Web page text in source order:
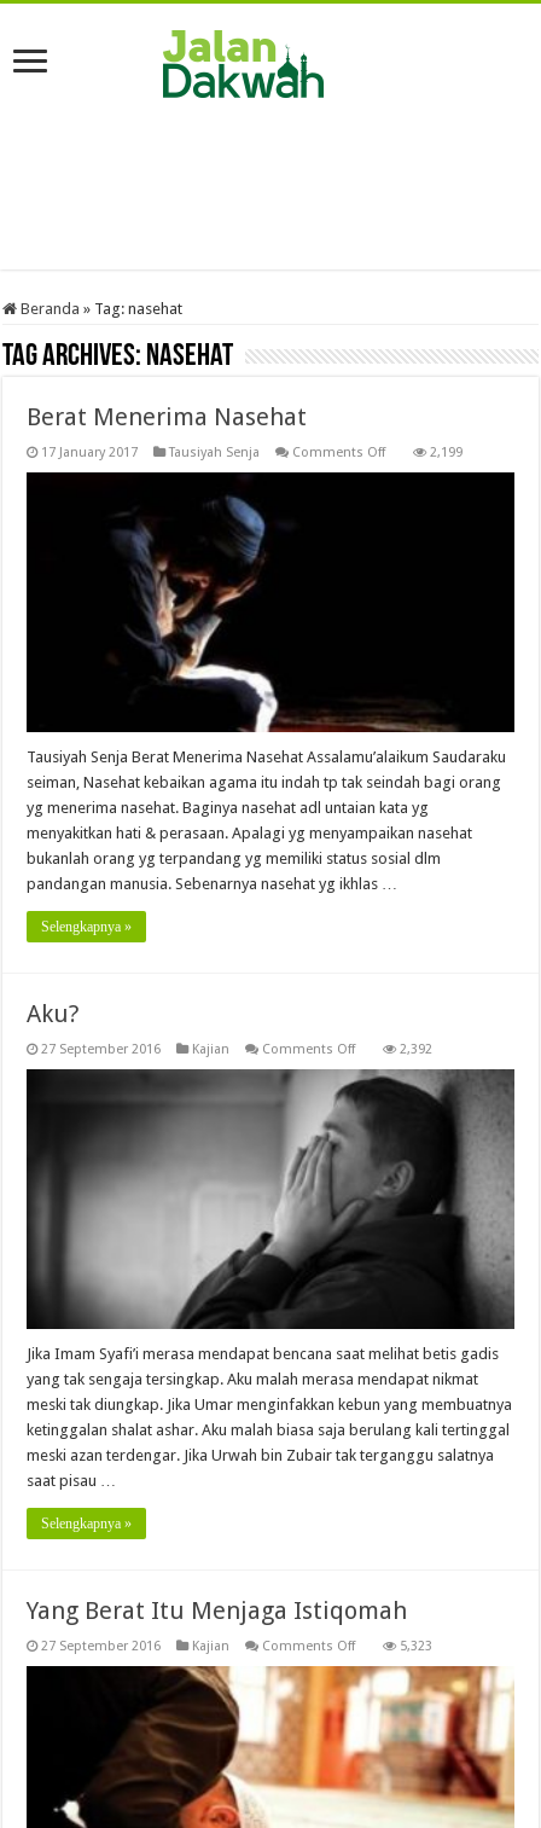
Beranda » Tag:nasehat
Tag Archives: nasehat
Berat Menerima Nasehat
17 January 2017 Tausiyah Senja Comments Offon
2,199
Tausiyah Senja Berat Menerima Nasehat Assalamu’alaikum Saudaraku
seiman, Nasehat kebaikan agama itu indah tp tak seindah bagi orang
yg menerima nasehat. Baginya nasehat adl untaian kata yg
menyakitkan hati & perasaan. Apalagi yg menyampaikan nasehat
bukanlah orang yg terpandang yg memiliki status sosial dlm
pandangan manusia. Sebenarnya nasehat yg ikhlas …
Selengkapnya »
Aku?
27 September 2016 Kajian Comments Offon
2,392
Jika Imam Syafi’i merasa mendapat bencana saat melihat betis gadis
yang tak sengaja tersingkap. Aku malah merasa mendapat nikmat
meski tak diungkap. Jika Umar menginfakkan kebun yang membuatnya
ketinggalan shalat ashar. Aku malah biasa saja berulang kali tertinggal
meski azan terdengar. Jika Urwah bin Zubair tak terganggu salatnya
saat pisau …
Selengkapnya »
Yang Berat Itu Menjaga Istiqomah
27 September 2016 Kajian Comments Offon
Berat
Itu
Menjaga
5,323